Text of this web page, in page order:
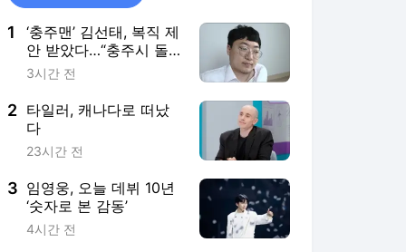
1
‘충주맨’ 김선태, 복직 제
안 받았다…“충주시 돌
아올 생각 있는지”
3시간 전
2 타일러, 캐나다로 떠났
다
23시간 전
3 임영웅, 오늘 데뷔 10년
‘숫자로 본 감동’
4시간 전